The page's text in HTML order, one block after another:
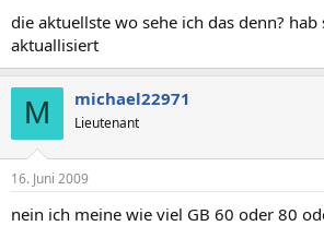
die aktuellste wo sehe ich das denn? hab
aktuallisiert
M michael22971
Lieutenant
16. Juni 2009
nein ich meine wie viel GB 60 oder 80